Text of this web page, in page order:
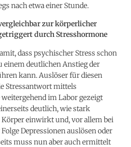
nach etwa einer Stunde.
zur körperlicher
durch Stresshormone
dass psychischer Stress schon
einem deutlichen Anstieg der
kann. Auslöser für diesen
Stressantwort mittels
im Labor gezeigt
deutlich, wie stark
Körper einwirkt und, vor allem bei
Depressionen auslösen oder
muss nun aber auch ermittelt